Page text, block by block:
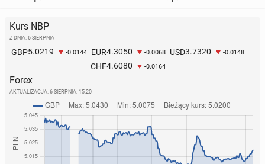
Kurs NBP
Z DNIA: 6 SIERPNIA
GBP5.0219 -0.0144 EUR4.3050 -0.0068 USD3.7320 -0.0148
CHF4.6080 -0.0164
Forex
AKTUALIZACJA: 6 SIERPNIA, 15:20